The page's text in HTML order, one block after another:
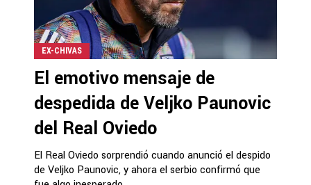
EX-CHIVAS
El emotivo mensaje de
despedida de Veljko Paunovic
del Real Oviedo
El Real Oviedo sorprendió cuando anunció el despido
de Veljko Paunovic, y ahora el serbio confirmó que